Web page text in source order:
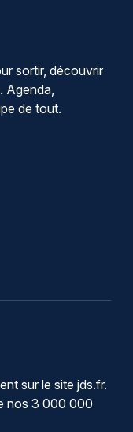
sortir, découvrir
Agenda,
de tout.
sur le site jds.fr.
nos 3 000 000